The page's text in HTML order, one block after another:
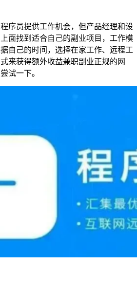
序员提供工作机会，但产品经理和设
面找到适合自己的副业项目，工作模
自己的时间，选择在家工作、远程工
来获得额外收益兼职副业正规的网
试一下。